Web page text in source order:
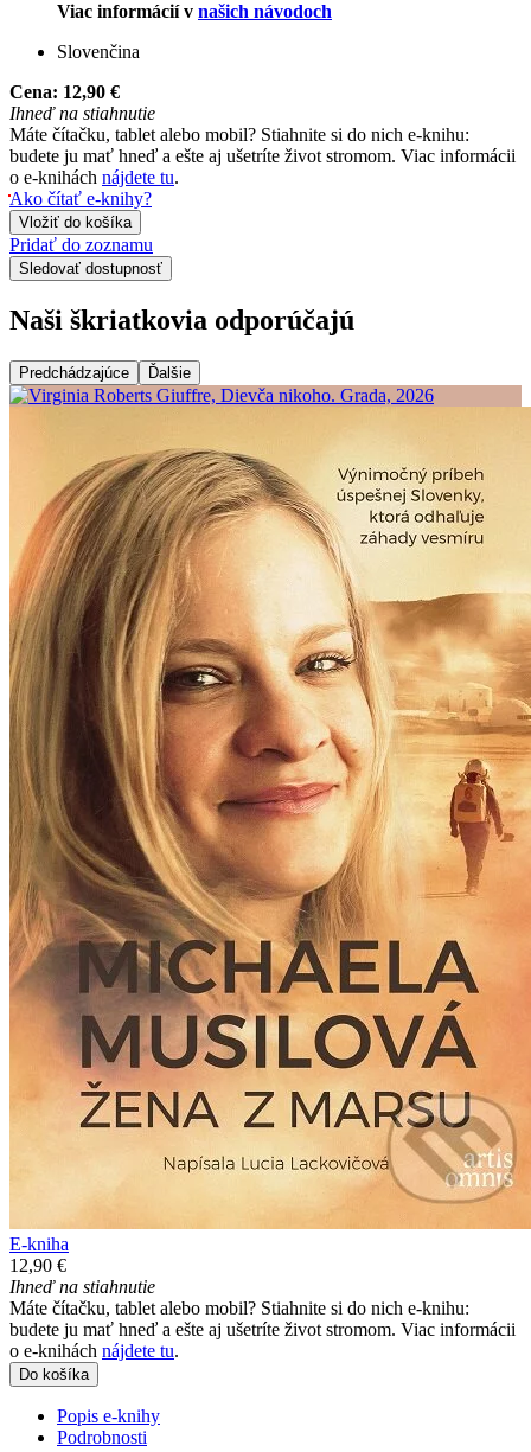
Viac informácií v našich návodoch
Slovenčina
Cena: 12,90 €
Ihneď na stiahnutie
Máte čítačku, tablet alebo mobil? Stiahnite si do nich e-knihu:
budete ju mať hneď a ešte aj ušetríte život stromom. Viac informácii
o e-knihách nájdete tu.
Ako čítať e-knihy?
Vložiť do košíka
Pridať do zoznamu
Sledovať dostupnosť
Naši škriatkovia odporúčajú
Predchádzajúce Ďalšie
E-kniha
12,90 €
Ihneď na stiahnutie
Máte čítačku, tablet alebo mobil? Stiahnite si do nich e-knihu:
budete ju mať hneď a ešte aj ušetríte život stromom. Viac informácii
o e-knihách nájdete tu.
Do košíka
Popis e-knihy
Podrobnosti